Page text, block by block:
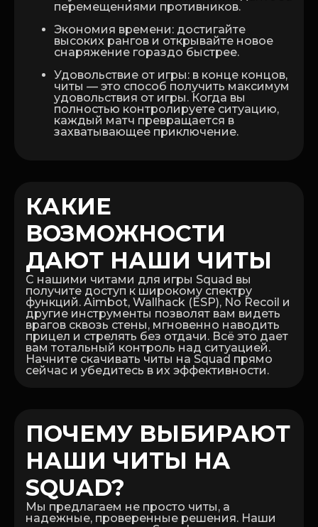
перемещениями противников.
Экономия времени: достигайте
высоких рангов и открывайте новое
снаряжение гораздо быстрее.
Удовольствие от игры: в конце концов,
читы — это способ получить максимум
удовольствия от игры. Когда вы
полностью контролируете ситуацию,
каждый матч превращается в
захватывающее приключение.
КАКИЕ
ВОЗМОЖНОСТИ
ДАЮТ НАШИ ЧИТЫ
С нашими читами для игры Squad вы
получите доступ к широкому спектру
функций. Aimbot, Wallhack (ESP), No Recoil и
другие инструменты позволят вам видеть
врагов сквозь стены, мгновенно наводить
прицел и стрелять без отдачи. Всё это дает
вам тотальный контроль над ситуацией.
Начните скачивать читы на Squad прямо
сейчас и убедитесь в их эффективности.
ПОЧЕМУ ВЫБИРАЮТ
НАШИ ЧИТЫ НА
SQUAD?
Мы предлагаем не просто читы, а
надежные, проверенные решения. Наши